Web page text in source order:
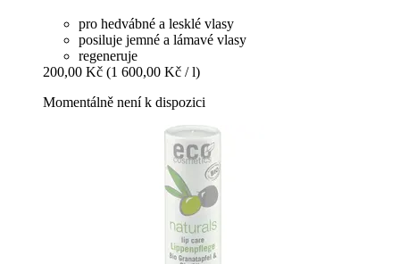
pro hedvábné a lesklé vlasy
posiluje jemné a lámavé vlasy
regeneruje
200,00 Kč (1 600,00 Kč / l)
Momentálně není k dispozici